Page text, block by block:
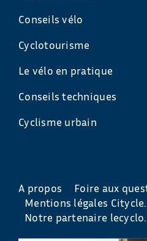
Conseils vélo
Cyclotourisme
Le vélo en pratique
Conseils techniques
Cyclisme urbain
A propos
Foire aux
Mentions légales
Notre partenaire